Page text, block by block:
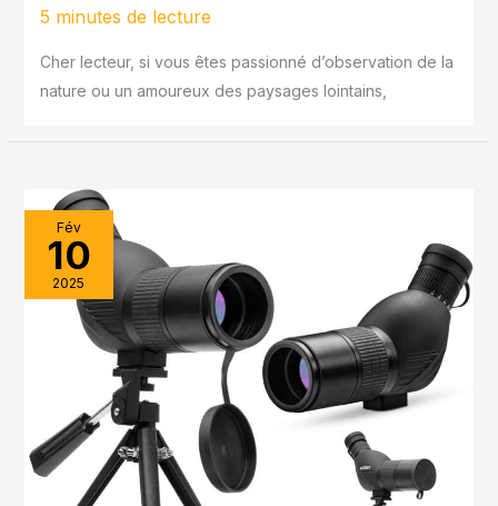
5 minutes de lecture
Cher lecteur, si vous êtes passionné d’observation de la
nature ou un amoureux des paysages lointains,
Fév
10
2025